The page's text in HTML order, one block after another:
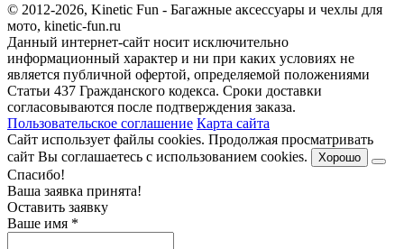
© 2012-2026, Kinetic Fun - Багажные аксессуары и чехлы для
мото, kinetic-fun.ru
Данный интернет-сайт носит исключительно
информационный характер и ни при каких условиях не
является публичной офертой, определяемой положениями
Статьи 437 Гражданского кодекса. Сроки доставки
согласовываются после подтверждения заказа.
Пользовательское соглашение Карта сайта
Сайт использует файлы cookies. Продолжая просматривать
сайт Вы соглашаетесь с использованием cookies.
Хорошо
Спасибо!
Ваша заявка принята!
Оставить заявку
Ваше имя *